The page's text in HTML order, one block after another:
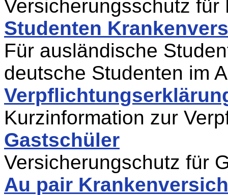
Versicherungsschutz
Studenten
Für ausländische
deutsche Studenten im
Kurzinformation zur
Gastschüler
Versicherungschutz für
Au pair